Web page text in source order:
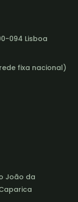
094 Lisboa
fixa nacional)
João da